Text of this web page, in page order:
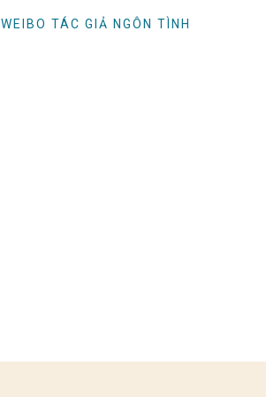
WEIBO TÁC GIẢ NGÔN TÌNH